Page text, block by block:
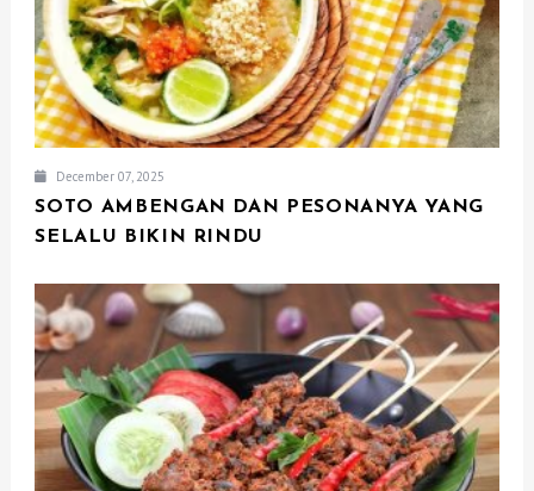
December 07, 2025
SOTO AMBENGAN DAN PESONANYA YANG
SELALU BIKIN RINDU